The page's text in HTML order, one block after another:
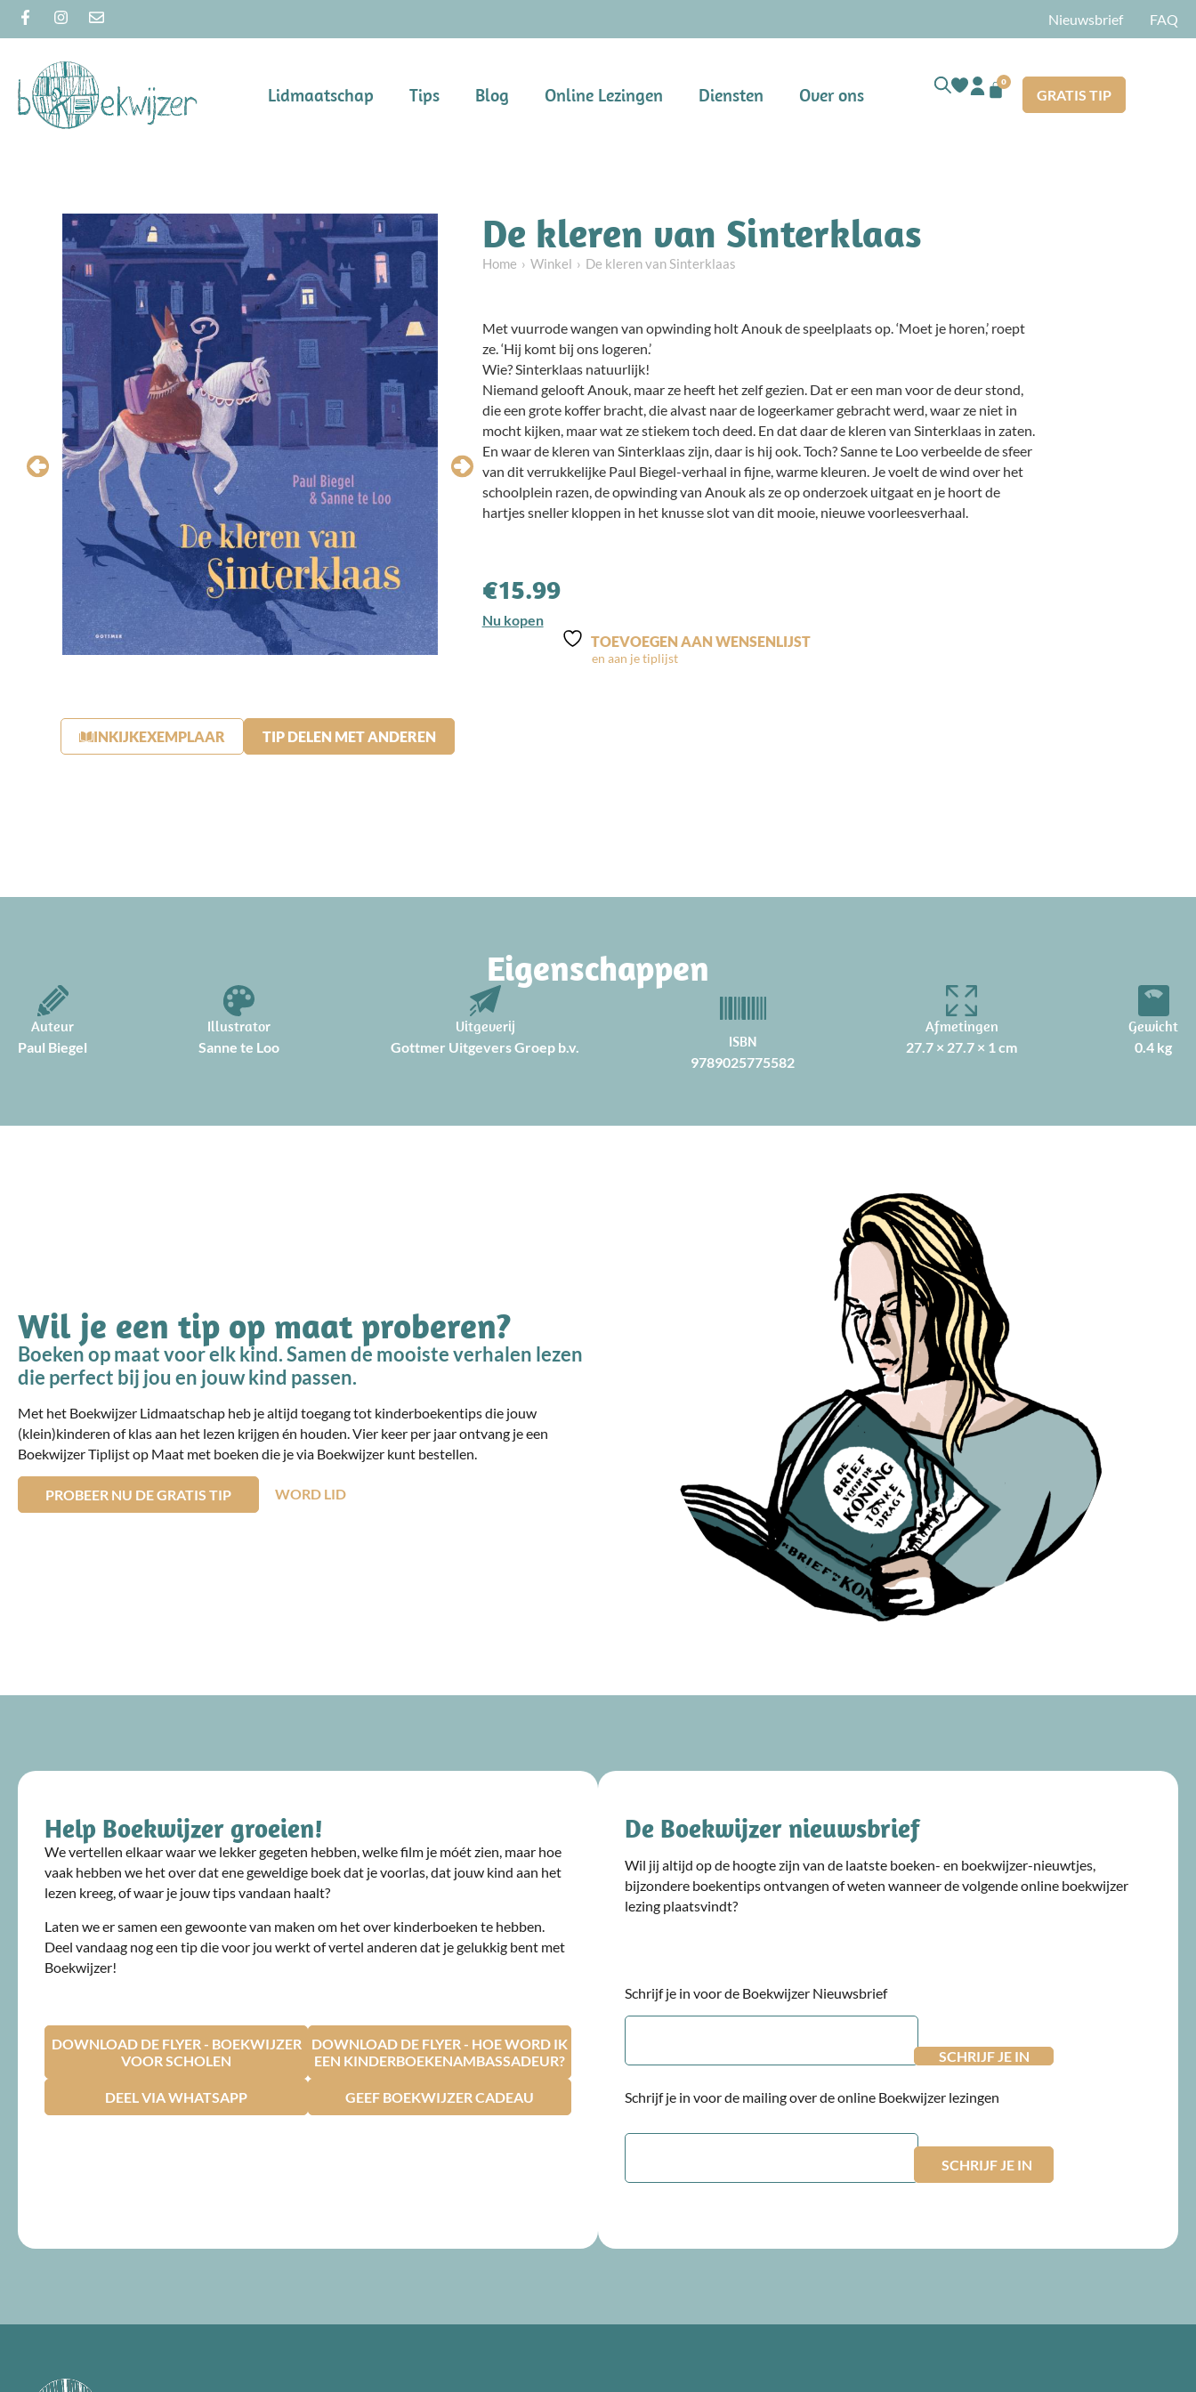
Nieuwsbrief FAQ
Lidmaatschap Tips Blog Online Lezingen Diensten Over ons
0
GRATIS TIP
INKIJKEXEMPLAAR TIP DELEN MET ANDEREN
De kleren van Sinterklaas
Home Winkel De kleren van Sinterklaas
Met vuurrode wangen van opwinding holt Anouk de speelplaats op. ‘Moet je horen,’ roept
ze. ‘Hij komt bij ons logeren.’
Wie? Sinterklaas natuurlijk!
Niemand gelooft Anouk, maar ze heeft het zelf gezien. Dat er een man voor de deur stond,
die een grote koffer bracht, die alvast naar de logeerkamer gebracht werd, waar ze niet in
mocht kijken, maar wat ze stiekem toch deed. En dat daar de kleren van Sinterklaas in zaten.
En waar de kleren van Sinterklaas zijn, daar is hij ook. Toch? Sanne te Loo verbeelde de sfeer
van dit verrukkelijke Paul Biegel-verhaal in fijne, warme kleuren. Je voelt de wind over het
schoolplein razen, de opwinding van Anouk als ze op onderzoek uitgaat en je hoort de
hartjes sneller kloppen in het knusse slot van dit mooie, nieuwe voorleesverhaal.
€15.99
Nu kopen
TOEVOEGEN AAN WENSENLIJST
Eigenschappen
Auteur
Paul Biegel
Illustrator
Sanne te Loo
Uitgeverij
Gottmer Uitgevers Groep b.v. ISBN
9789025775582
Afmetingen
27.7 × 27.7 × 1 cm
Gewicht
0.4 kg
Wil je een tip op maat proberen?
Boeken op maat voor elk kind. Samen de mooiste verhalen lezen
die perfect bij jou en jouw kind passen.
Met het Boekwijzer Lidmaatschap heb je altijd toegang tot kinderboekentips die jouw
(klein)kinderen of klas aan het lezen krijgen én houden. Vier keer per jaar ontvang je een
Boekwijzer Tiplijst op Maat met boeken die je via Boekwijzer kunt bestellen.
PROBEER NU DE GRATIS TIP WORD LID
Help Boekwijzer groeien!
We vertellen elkaar waar we lekker gegeten hebben, welke film je móét zien, maar hoe
vaak hebben we het over dat ene geweldige boek dat je voorlas, dat jouw kind aan het
lezen kreeg, of waar je jouw tips vandaan haalt?
Laten we er samen een gewoonte van maken om het over kinderboeken te hebben.
Deel vandaag nog een tip die voor jou werkt of vertel anderen dat je gelukkig bent met
Boekwijzer!
DOWNLOAD DE FLYER - BOEKWIJZER
VOOR SCHOLEN
DOWNLOAD DE FLYER - HOE WORD IK
EEN KINDERBOEKENAMBASSADEUR?
DEEL VIA WHATSAPP GEEF BOEKWIJZER CADEAU
De Boekwijzer nieuwsbrief
Wil jij altijd op de hoogte zijn van de laatste boeken- en boekwijzer-nieuwtjes,
bijzondere boekentips ontvangen of weten wanneer de volgende online boekwijzer
lezing plaatsvindt?
Schrijf je in voor de Boekwijzer Nieuwsbrief
E-
Schrijf je in voor de mailing over de online Boekwijzer lezingen
E-